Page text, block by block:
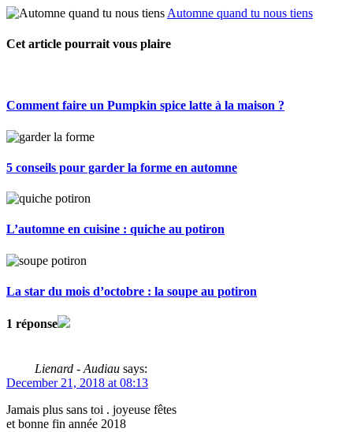
Automne quand tu nous tiens
Cet article pourrait vous plaire
Comment faire un Pumpkin spice latte à la maison ?
5 conseils pour garder la forme en automne
L’automne en cuisine : quiche au potiron
La star du mois d’octobre : la soupe au potiron
1 réponse
Lienard - Audiau says:
December 21, 2018 at 08:13
Jamais plus sans toi . joyeuse fêtes
et bonne fin année 2018